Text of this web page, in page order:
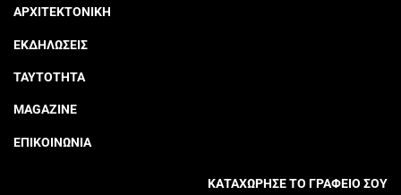
ΑΡΧΙΤΕΚΤΟΝΙΚΗ
ΕΚΔΗΛΩΣΕΙΣ
ΤΑΥΤΟΤΗΤΑ
MAGAZINE
ΕΠΙΚΟΙΝΩΝΙΑ
ΚΑΤΑΧΩΡΗΣΕ ΤΟ ΓΡΑΦΕΙΟ ΣΟΥ